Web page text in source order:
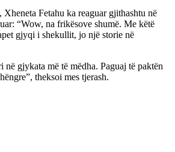
Xheneta Fetahu ka reaguar gjithashtu në
“Wow, na frikësove shumë. Me këtë
gjyqi i shekullit, jo një storie në
në gjykata më të mëdha. Paguaj të paktën
theksoi mes tjerash.